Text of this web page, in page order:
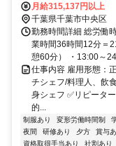
月給315,137円以上
千葉県千葉市中央区
勤務時間詳細 総労働
業時間36時間12分＝
憩60分） ・13:00～
仕事内容 雇用形態：
チシェフ/料理人、飲
身シェフ ✅リピータ
的...
制服あり 変形労働時間制
夜間
研修あり 夕方 賞与
資格取得手当あり
社割あり